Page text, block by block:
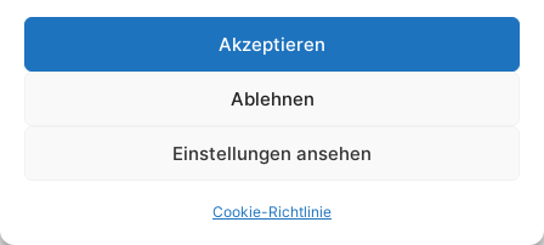
Akzeptieren
Ablehnen
Einstellungen ansehen
Cookie-Richtlinie
Level 5 – Innercircle deine
Erfahrungen sind Goldes wert
Level 6 -Finanzielle Freiheit ist nicht